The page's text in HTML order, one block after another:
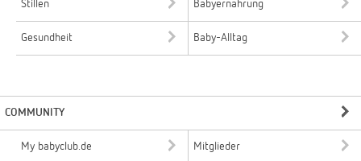
Stillen Babyernährung
Gesundheit Baby-Alltag
COMMUNITY
My babyclub.de Mitglieder